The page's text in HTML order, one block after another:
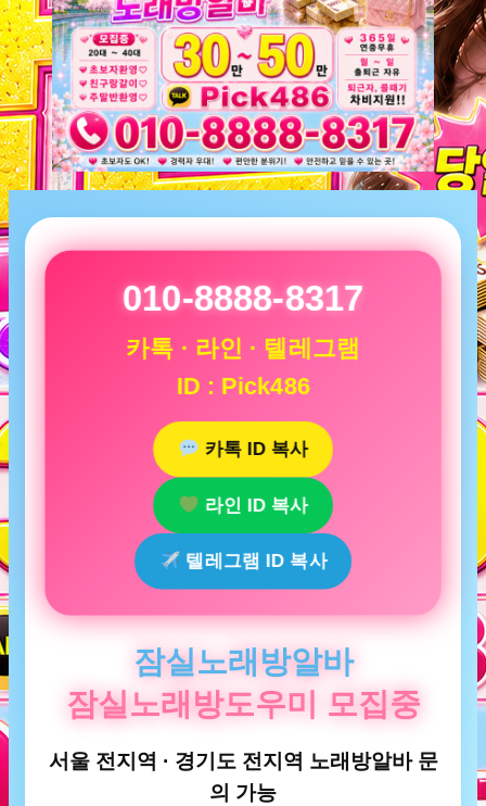
010-8888-8317
카톡 · 라인 · 텔레그램
ID : Pick486
카톡 ID 복사
라인 ID 복사
텔레그램 ID 복사
잠실노래방알바
잠실노래방도우미 모집중
서울 전지역 · 경기도 전지역 노래방알바 문
의 가능